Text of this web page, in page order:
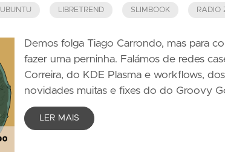
UBUNTU LIBRETREND SLIMBOOK RADIO
Demos folga Tiago Carrondo, mas para
fazer uma perninha. Falámos de redes
Correira, do KDE Plasma e workflows,
novidades muitas e fixes do do Groovy
LER MAIS